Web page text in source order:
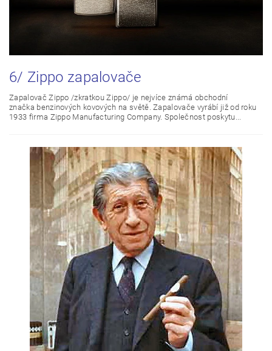
6/ Zippo zapalovače
Zapalovač Zippo /zkratkou Zippo/ je nejvíce známá obchodní
značka benzinových kovových na světě. Zapalovače vyrábí již od roku
1933 firma Zippo Manufacturing Company. Společnost poskytu...